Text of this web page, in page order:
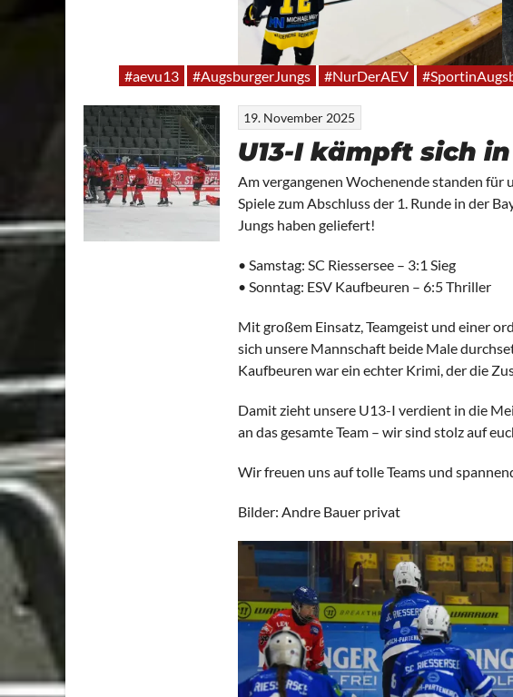
#aevu13 #AugsburgerJungs #NurDerAEV
19. November 2025
U13-I kämpft sich
Am vergangenen Wochenende standen für
Spiele zum Abschluss der 1. Runde in der
Jungs haben geliefert!
• Samstag: SC Riessersee – 3:1 Sieg
• Sonntag: ESV Kaufbeuren – 6:5 Thriller
Mit großem Einsatz, Teamgeist und einer
sich unsere Mannschaft beide Male
Kaufbeuren war ein echter Krimi, der die
Damit zieht unsere U13-I verdient in die
an das gesamte Team – wir sind stolz auf
Wir freuen uns auf tolle Teams und
Bilder: Andre Bauer privat